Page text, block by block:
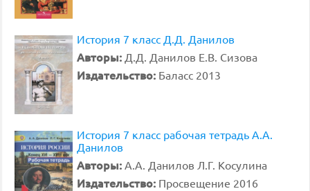
История 7 класс Д.Д. Данилов
Авторы: Д.Д. Данилов Е.В. Сизова
Издательство: Баласс 2013
История 7 класс рабочая тетрадь А.А.
Данилов
Авторы: А.А. Данилов Л.Г. Косулина
Издательство: Просвещение 2016